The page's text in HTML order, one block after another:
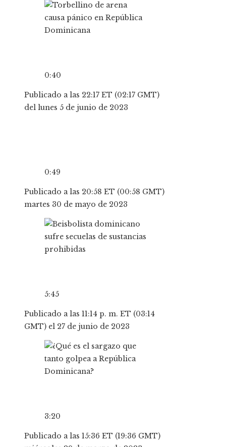
0:40
Publicado a las 22:17 ET (02:17 GMT)
del lunes 5 de junio de 2023
0:49
Publicado a las 20:58 ET (00:58 GMT)
martes 30 de mayo de 2023
5:45
Publicado a las 11:14 p. m. ET (03:14
GMT) el 27 de junio de 2023
3:20
Publicado a las 15:36 ET (19:36 GMT)